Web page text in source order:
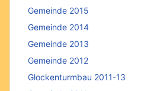
Gemeinde 2015
Gemeinde 2014
Gemeinde 2013
Gemeinde 2012
Glockenturmbau 2011-13